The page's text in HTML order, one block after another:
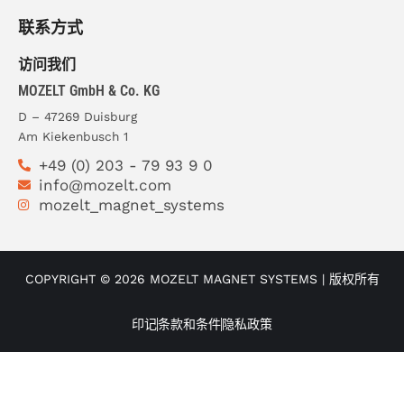
联系方式
访问我们
MOZELT GmbH & Co. KG
D – 47269 Duisburg
Am Kiekenbusch 1
+49 (0) 203 - 79 93 9 0
info@mozelt.com
mozelt_magnet_systems
COPYRIGHT © 2026 MOZELT MAGNET SYSTEMS | 版权所有
印记条款和条件隐私政策